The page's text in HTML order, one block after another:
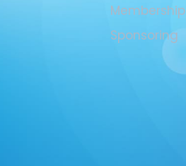
Membership
Sponsoring